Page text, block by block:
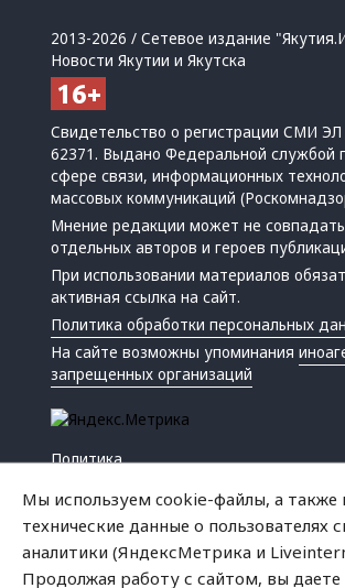
2013-2026 / Сетевое издание
Новости Якутии и Якутска
Свидетельство о регистрации СМИ
62371. Выдано Федеральной службой
сфере связи, информационных
массовых коммуникаций
Мнение редакции может не
отдельных авторов и героев
При использовании материалов
активная ссылка на сайт.
Политика обработки персональных
На сайте возможны упоминания
запрещенных организаций
Политика
Мы используем cookie-файлы, а также
технические данные о пользователях
аналитики (ЯндексМетрика и
Продолжая работу с сайтом, вы